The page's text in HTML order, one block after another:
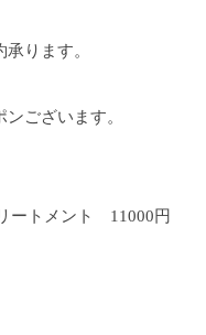
ります。
ございます。
ートメント 11000円